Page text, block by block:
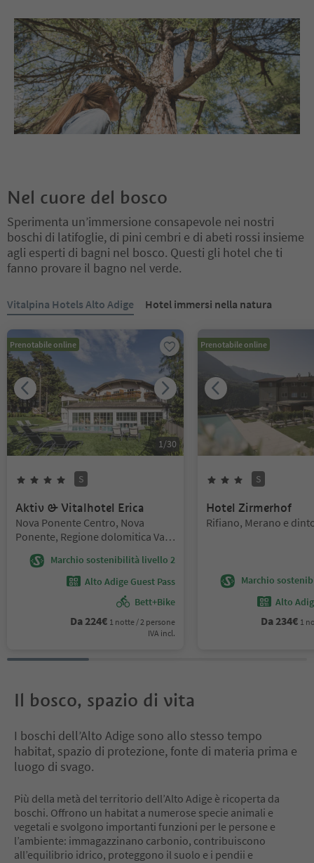
Nel cuore del bosco
Sperimenta un’immersione consapevole nei nostri
boschi di latifoglie, di pini cembri e di abeti rossi insieme
agli esperti di bagni nel bosco. Questi gli hotel che ti
fanno provare il bagno nel verde.
Vitalpina Hotels Alto Adige Hotel immersi nella natura
Prenotabile online
1 /30
Stelle
S
Aktiv & Vitalhotel Erica
Posizione:
Nova Ponente Centro, Nova
Ponente, Regione dolomitica Val
Marchio sostenibilità livello 2
Alto Adige Guest Pass
Bett+Bike
Da 224€ 1 notte / 2 persone
IVA incl.
Prenotabile online
Stelle
S
Hotel Zirmerhof
Posizione:
Rifiano, Merano e
Marchio
Alto
Da 234€ 1
Il bosco, spazio di vita
I boschi dell’Alto Adige sono allo stesso tempo
habitat, spazio di protezione, fonte di materia prima e
luogo di svago.
Più della metà del territorio dell’Alto Adige è ricoperta da
boschi. Offrono un habitat a numerose specie animali e
vegetali e svolgono importanti funzioni per le persone e
l’ambiente: immagazzinano carbonio, contribuiscono
all’equilibrio idrico, proteggono il suolo e i pendii e